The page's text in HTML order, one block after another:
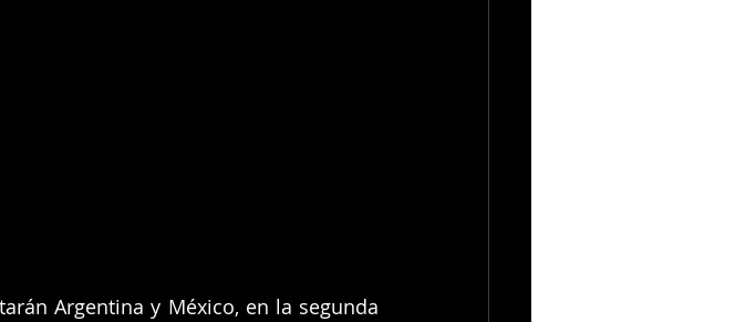
Argentina y México, en la segunda